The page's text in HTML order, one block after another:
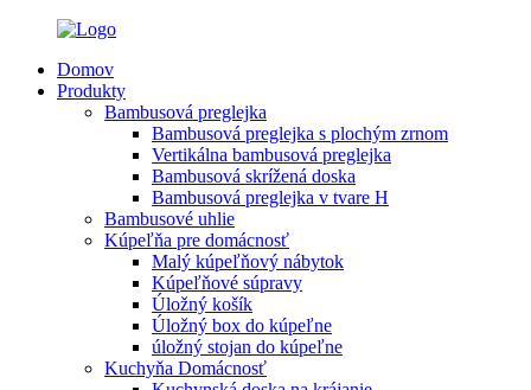
Domov
Produkty
Bambusová preglejka
Bambusová preglejka s plochým zrnom
Vertikálna bambusová preglejka
Bambusová skrížená doska
Bambusová preglejka v tvare H
Bambusové uhlie
Kúpeľňa pre domácnosť
Malý kúpeľňový nábytok
Kúpeľňové súpravy
Úložný košík
Úložný box do kúpeľne
úložný stojan do kúpeľne
Kuchyňa Domácnosť